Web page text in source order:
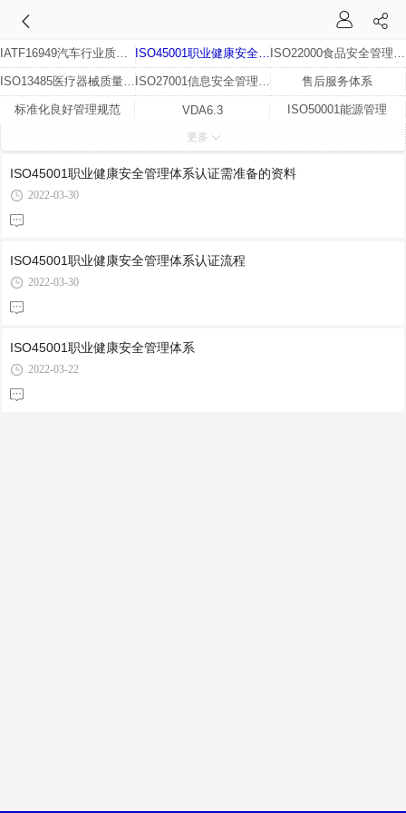
IATF16949汽车行业质量管理体系 ISO45001职业健康安全管理体系 ISO22000食品安全管理体系(HACCP)
ISO13485医疗器械质量管理体系 ISO27001信息安全管理体系 售后服务体系
标准化良好管理规范 VDA6.3 ISO50001能源管理
ISO20000信息技术服务管理体系
人类工效学认证 ISO14001环境管理体系
ISO9001质量管理体系
更多
ISO45001职业健康安全管理体系认证需准备的资料
2022-03-30
ISO45001职业健康安全管理体系认证流程
2022-03-30
ISO45001职业健康安全管理体系
2022-03-22